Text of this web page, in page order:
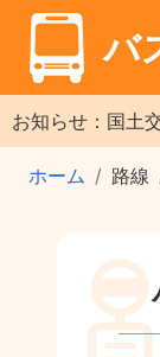
バ
お知らせ：国土
ホーム 路線